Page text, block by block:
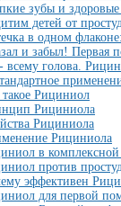
зубы и
детей от
в одном
и забыл! Первая
всему голова.
Рициниол
Рициниола
Рициниола
Рициниола
в комплексной
против
эффективен
для первой